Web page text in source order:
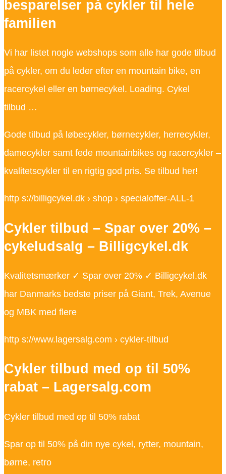
besparelser på cykler til hele
familien
Vi har listet nogle webshops som alle har gode tilbud
på cykler, om du leder efter en mountain bike, en
racercykel eller en børnecykel. Loading. Cykel
tilbud …
Gode tilbud på løbecykler, børnecykler, herrecykler,
damecykler samt fede mountainbikes og racercykler –
kvalitetscykler til en rigtig god pris. Se tilbud her!
http s://billigcykel.dk › shop › specialoffer-ALL-1
Cykler tilbud – Spar over 20% –
cykeludsalg – Billigcykel.dk
Kvalitetsmærker ✓ Spar over 20% ✓ Billigcykel.dk
har Danmarks bedste priser på Giant, Trek, Avenue
og MBK med flere
http s://www.lagersalg.com › cykler-tilbud
Cykler tilbud med op til 50%
rabat – Lagersalg.com
Cykler tilbud med op til 50% rabat
Spar op til 50% på din nye cykel, rytter, mountain,
børne, retro